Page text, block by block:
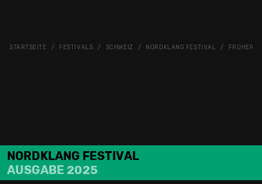
STARTSEITE FESTIVALS SCHWEIZ NORDKLANG FESTIVAL FRÜHERE
NORDKLANG FESTIVAL
AUSGABE 2025